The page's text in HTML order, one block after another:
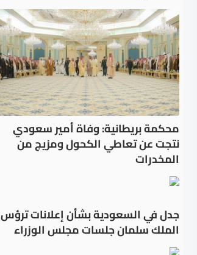
محكمة بريطانية: وفاة أمير سعودي
نتجت عن تعاطي الكحول ومزيج من
المخدرات
جدل في السعودية بشأن إعلانات ترؤس
الملك سلمان جلسات مجلس الوزراء